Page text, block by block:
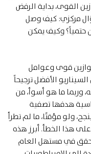
القوى، بداية الرفض
مركزي: كيف وصل
حتمياً؟ وكيف يمكن
موازين قوى وعوامل
الأفضل ترجيحاً
نفسه، وربما ما هو أسوأ، من
هدفها تصفية
ولو مؤقتًا، ما لم تطرأ
هذا الخطأ. أبرز هذه
في مستهل العام